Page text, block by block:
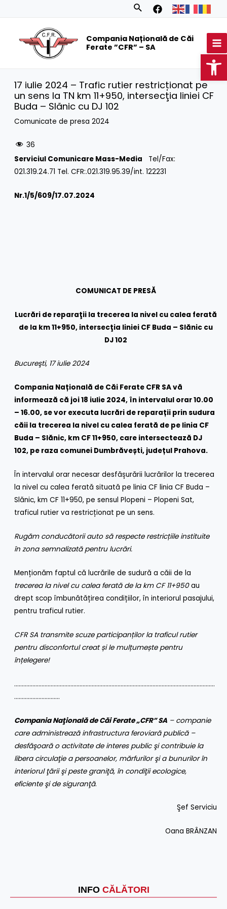
Search
Compania Națională de Căi
Ferate ”CFR” – SA
INFO CĂLĂTORI
17 iulie 2024 – Trafic rutier restricționat pe
un sens la TN km 11+950, intersecţia liniei CF
Buda – Slănic cu DJ 102
Comunicate de presa 2024
36
Serviciul Comunicare Mass-Media Tel/Fax:
021.319.24.71 Tel. CFR:.021.319.95.39/int. 122231
Nr.1/5/609/17.07.2024
COMUNICAT DE PRESĂ
Lucrări de reparaţii la trecerea la nivel cu calea ferată
de la km 11+950, intersecţia liniei CF Buda – Slănic cu
DJ 102
Bucureşti, 17 iulie 2024
Compania Națională de Căi Ferate CFR SA vă
informează că joi 18 iulie 2024, în intervalul orar 10.00
– 16.00, se vor executa lucrări de reparații prin sudura
căii la trecerea la nivel cu calea ferată de pe linia CF
Buda – Slănic, km CF 11+950, care intersectează DJ
102, pe raza comunei Dumbrăvești, județul Prahova.
În intervalul orar necesar desfășurării lucrărilor la trecerea
la nivel cu calea ferată situată pe linia CF linia CF Buda –
Slănic, km CF 11+950, pe sensul Plopeni – Plopeni Sat,
traficul rutier va restricționat pe un sens.
Rugăm conducătorii auto să respecte restricțiile instituite
în zona semnalizată pentru lucrări.
Menționăm faptul că lucrările de sudură a căii de la
trecerea la nivel cu calea ferată de la km CF 11+950au
drept scop îmbunătățirea condițiilor, în interiorul pasajului,
pentru traficul rutier.
CFR SA transmite scuze participanților la traficul rutier
pentru disconfortul creat și le mulțumește pentru
înțelegere!
……………………………………………………………………………………………………………………
…………………………
Compania Naţională de Căi Ferate „CFR” SA – companie
care administrează infrastructura feroviară publică –
desfăşoară o activitate de interes public şi contribuie la
libera circulaţie a persoanelor, mărfurilor şi a bunurilor în
interiorul ţării şi peste graniţă, în condiţii ecologice,
eficiente şi de siguranţă.
Şef Serviciu
Oana BRÂNZAN